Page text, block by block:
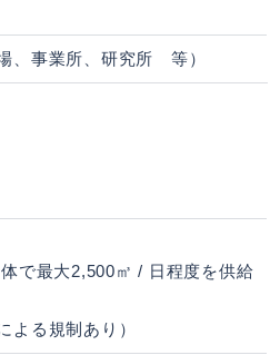
、事業所、研究所 等）
で最大2,500㎥ / 日程度を供給
よる規制あり）